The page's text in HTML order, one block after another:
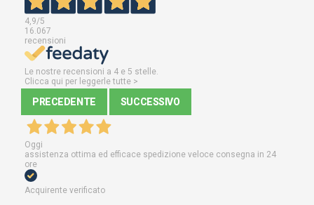
4,9/5
16.067
recensioni
Le nostre recensioni a 4 e 5 stelle.
Clicca qui per leggerle tutte >
PRECEDENTE SUCCESSIVO
Oggi
assistenza ottima ed efficace spedizione veloce consegna in 24
ore
Acquirente verificato